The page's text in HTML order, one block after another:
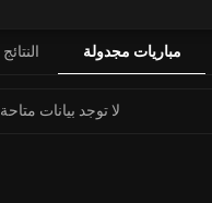
مباريات مجدولة النتائج
لا توجد بيانات متاحة